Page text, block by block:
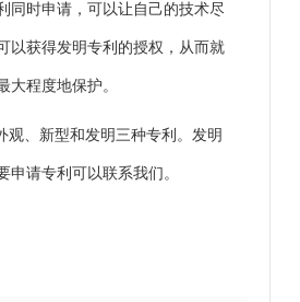
时申请，可以让自己的技术尽
以获得发明专利的授权，从而就
程度地保护。
、新型和发明三种专利。发明
请专利可以联系我们。